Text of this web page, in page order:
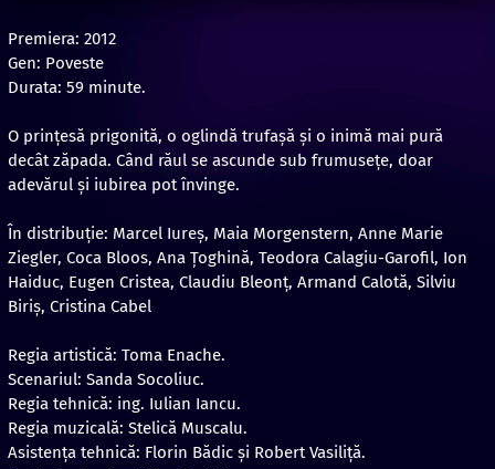
Premiera: 2012
Gen: Poveste
Durata: 59 minute.
O prințesă prigonită, o oglindă trufașă și o inimă mai pură
decât zăpada. Când răul se ascunde sub frumusețe, doar
adevărul și iubirea pot învinge.
În distribuție: Marcel Iureş, Maia Morgenstern, Anne Marie
Ziegler, Coca Bloos, Ana Ţoghină, Teodora Calagiu-Garofil, Ion
Haiduc, Eugen Cristea, Claudiu Bleonţ, Armand Calotă, Silviu
Biriş, Cristina Cabel
Regia artistică: Toma Enache.
Scenariul: Sanda Socoliuc.
Regia tehnică: ing. Iulian Iancu.
Regia muzicală: Stelică Muscalu.
Asistenţa tehnică: Florin Bădic şi Robert Vasiliţă.